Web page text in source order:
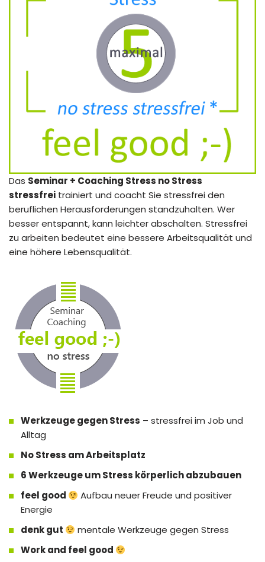
Das Seminar + Coaching Stress no Stress
stressfrei trainiert und coacht Sie stressfrei den
beruflichen Herausforderungen standzuhalten. Wer
besser entspannt, kann leichter abschalten. Stressfrei
zu arbeiten bedeutet eine bessere Arbeitsqualität und
eine höhere Lebensqualität.
Werkzeuge gegen Stress – stressfrei im Job und
Alltag
No Stress am Arbeitsplatz
6 Werkzeuge um Stress körperlich abzubauen
feel good
Aufbau neuer Freude und positiver
Energie
denk gut
mentale Werkzeuge gegen Stress
Work and feel good